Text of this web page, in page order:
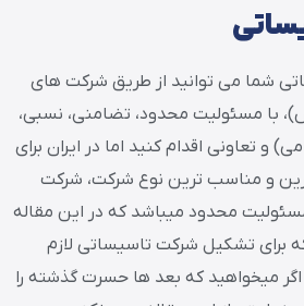
شما می توانید از طریق شرکت های
با مسئولیت محدود، تضامنی، نسبی،
تعاونی اقدام کنید اما در ایران برای
و مناسب ترین نوع شرکت، شرکت
محدود میباشد که در این مقاله
برای تشکیل شرکت تاسیساتی لازم
میخواهید که بعد ها حسرت گذشته را